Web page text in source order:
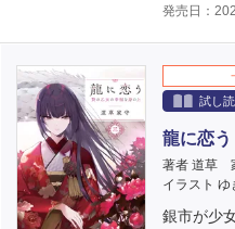
発売日：
試し
龍に恋
著者 道草
イラスト ゆ
銀市が少